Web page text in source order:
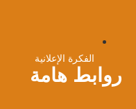
الفكرة الإعلانية
روابط هامة